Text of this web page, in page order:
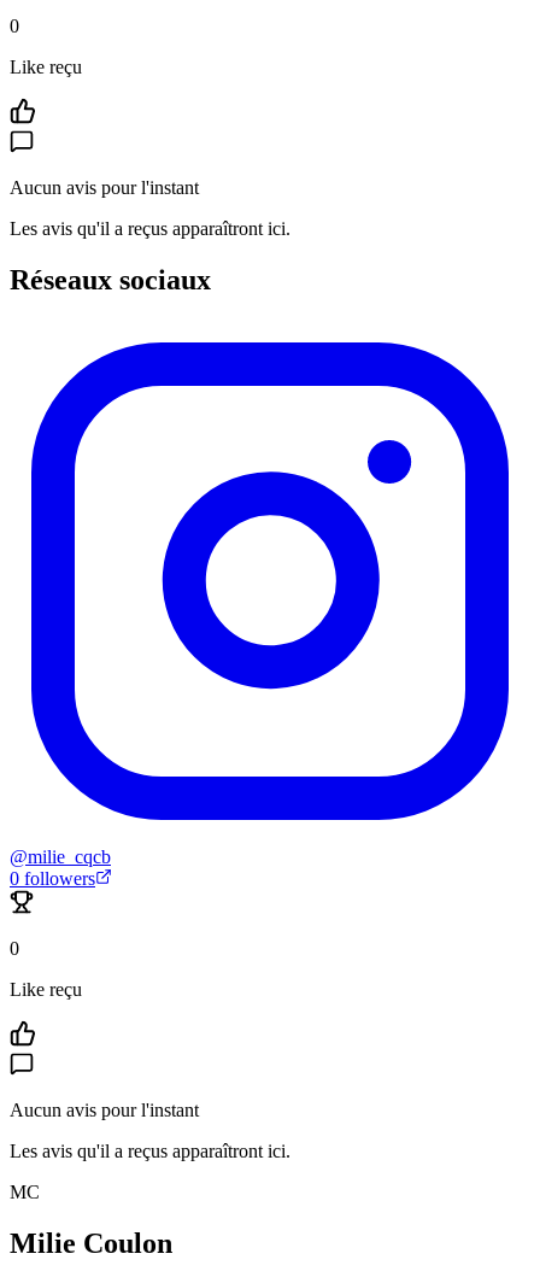
0
Like reçu
Aucun avis pour l'instant
Les avis qu'il a reçus apparaîtront ici.
Réseaux sociaux
@milie_cqcb
0 followers
0
Like reçu
Aucun avis pour l'instant
Les avis qu'il a reçus apparaîtront ici.
MC
Milie Coulon